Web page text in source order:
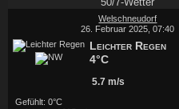
Welschneudorf
26. Februar 2025, 07:40
Leichter Regen
4°C
5.7 m/s
Gefühlt: 0°C